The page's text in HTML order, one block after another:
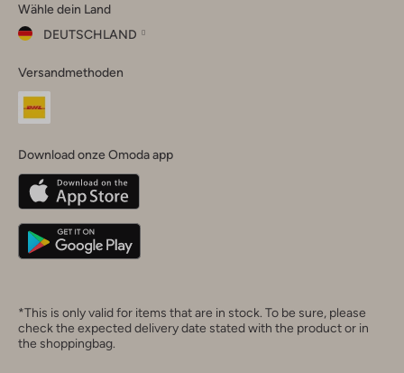
Instagram
Facebook
TikTok
Wähle dein Land
DEUTSCHLAND
dein
Land
Belgique(Français)
Deutschland
Versandmethoden
Download onze Omoda app
*This is only valid for items that are in stock. To be sure, please
check the expected delivery date stated with the product or in
the shoppingbag.